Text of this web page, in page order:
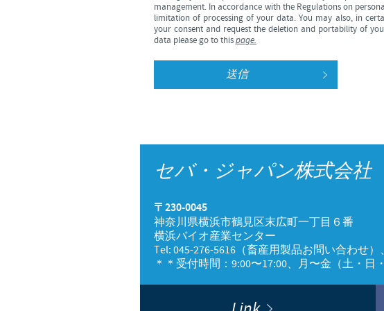
management. In accordance with the Regulations on
limitation of processing of your data. You may also, in
your consent and request the deletion and portability of
data please go to thispage.
セバ・ジャパン株式会社
〒230-0045
神奈川県横浜市鶴見区末広町一丁目６番
横浜バイオ産業センター
Tel: 045-276-5616（畜産用製品お問い合わせ
＊＊受付時間：9:00〜17:00、月〜金（土・日